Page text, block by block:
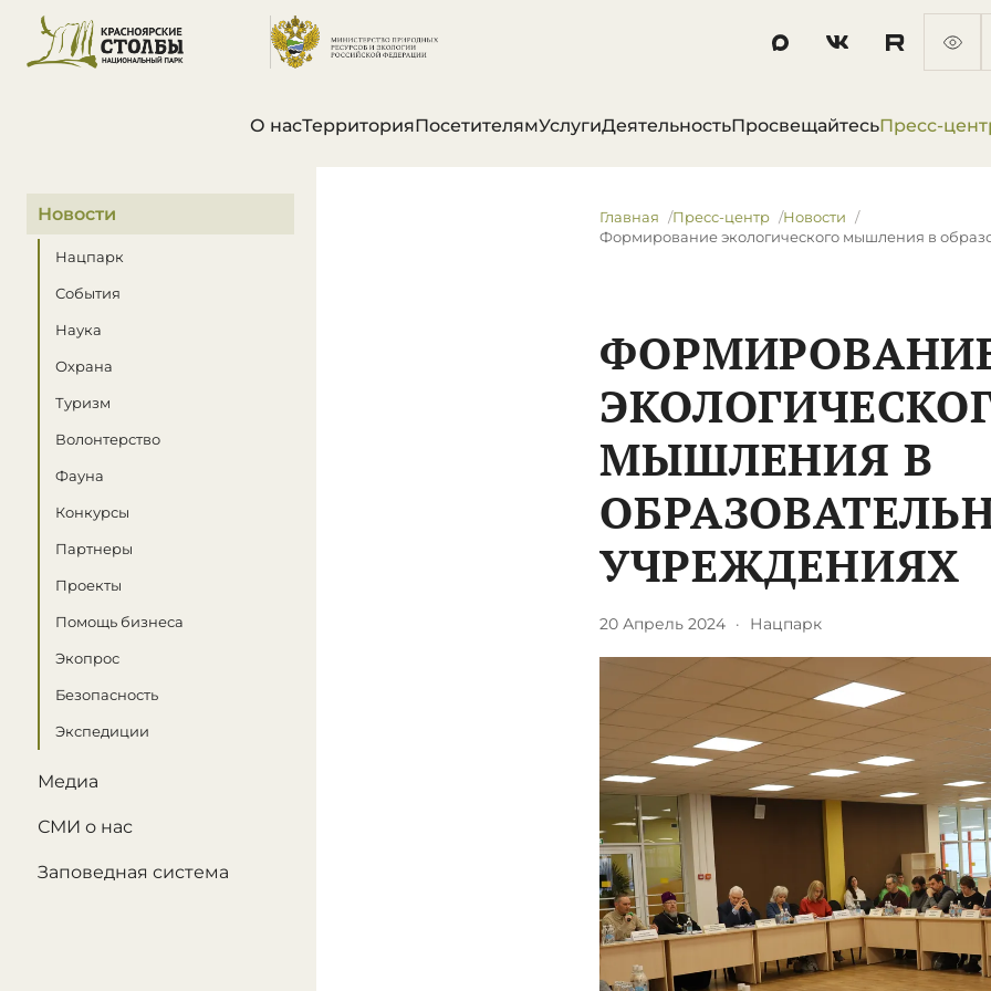
О насТерриторияПосетителямУслугиДеятельностьПросвещайтесьПресс-
В этом разделе
Новости
Нацпарк
События
Наука
Охрана
Туризм
Волонтерство
Фауна
Конкурсы
Партнеры
Проекты
Помощь бизнеса
Экопрос
Безопасность
Экспедиции
Медиа
СМИ о нас
Заповедная система
Главная Пресс-центр
Новости
Формирование экологического мышления в
МЫШЛЕНИЯ В
УЧРЕЖДЕНИЯХ
20 Апрель 2024 · Нацпарк